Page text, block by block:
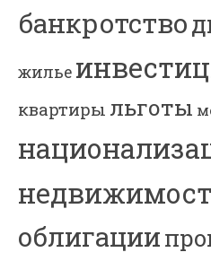
банкротство
жилье
квартиры льготы
облигации